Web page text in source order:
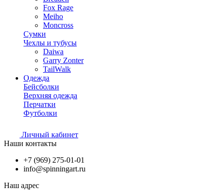
Fox Rage
Meiho
Moncross
Сумки
Чехлы и тубусы
Daiwa
Garry Zonter
TailWalk
Одежда
Бейсболки
Верхняя одежда
Перчатки
Футболки
Личный кабинет
Наши контакты
+7 (969) 275-01-01
info@spinningart.ru
Наш адрес